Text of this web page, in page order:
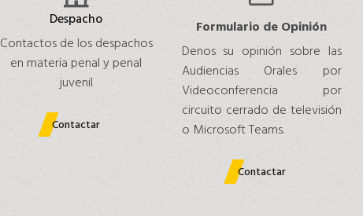
Despacho
Contactos de los despachos
en materia penal y penal
juvenil
Contactar
Formulario de Opinión
Denos su opinión sobre las
Audiencias Orales por
Videoconferencia por
circuito cerrado de televisión
o Microsoft Teams.
Contactar